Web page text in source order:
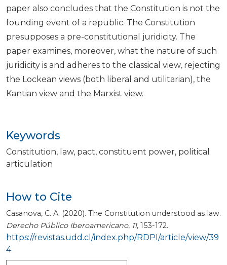
Keywords
Constitution law pact constituent power political
articulation
How to Cite
Casanova, C. A. (2020). The Constitution understood as law.
Derecho Público Iberoamericano, 11, 153-172.
https://revistas.udd.cl/index.php/RDPI/article/view/39
4
paper also concludes that the Constitution is not the
founding event of a republic. The Constitution
presupposes a pre-constitutional juridicity. The
paper examines, moreover, what the nature of such
juridicity is and adheres to the classical view, rejecting
the Lockean views (both liberal and utilitarian), the
Kantian view and the Marxist view.